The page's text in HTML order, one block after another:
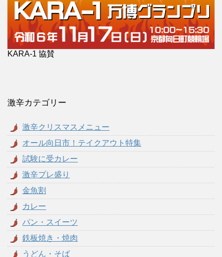
KARA-1 協賛
激辛カテゴリー
激辛クリスマスメニュー
オール向日市！テイクアウト特集
試験に受カレー
激辛プレ盛り
金魚割
カレー
パン・スイーツ
鉄板焼き・焼肉
うどん・そば